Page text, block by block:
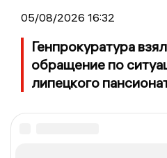
05/08/2026 16:32
Генпрокуратура
обращение по
липецкого